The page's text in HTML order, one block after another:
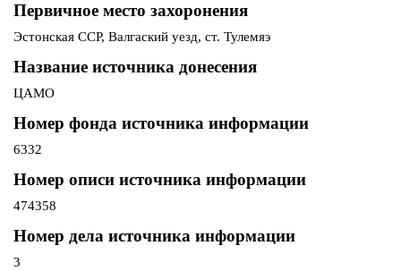
Первичное место захоронения
Эстонская ССР, Валгаский уезд, ст. Тулемяэ
Название источника донесения
ЦАМО
Номер фонда источника информации
6332
Номер описи источника информации
474358
Номер дела источника информации
3